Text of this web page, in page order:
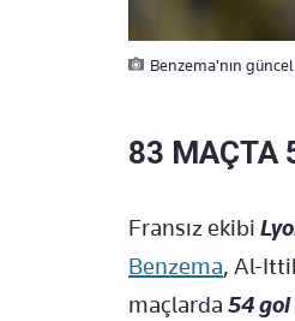
Benzema'nın
83 MAÇTA
Fransız ekibi
Benzema, Al-
maçlarda 54 gol